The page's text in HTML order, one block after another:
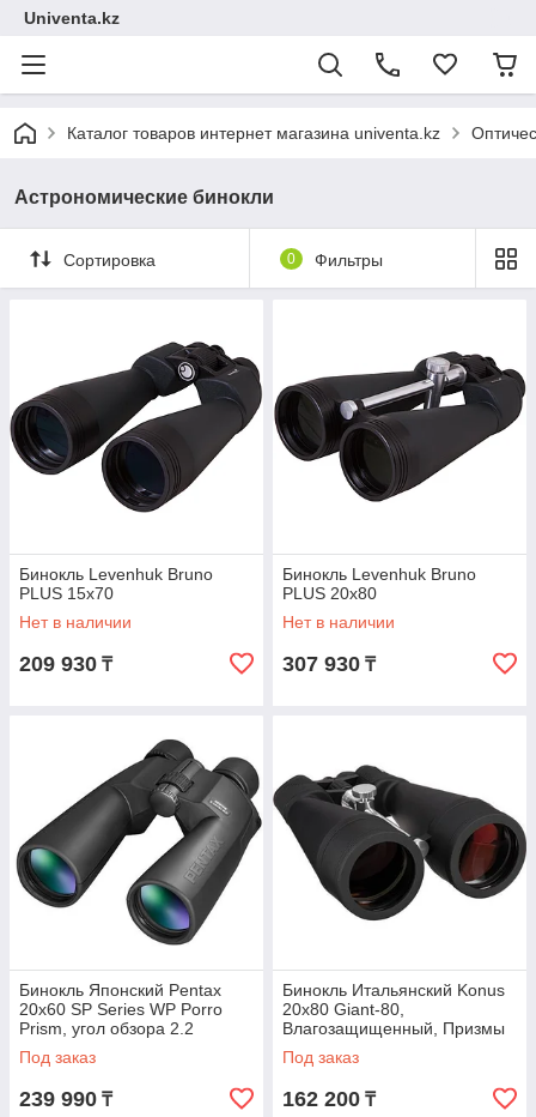
Univenta.kz
Каталог товаров интернет магазина univenta.kz
Астрономические бинокли
Сортировка 0 Фильтры
Бинокль Levenhuk Bruno
PLUS 15x70
Нет в наличии
209 930 ₸
Бинокль Levenhuk Bruno
PLUS 20x80
Нет в наличии
307 930 ₸
Бинокль Японский Pentax
20x60 SP Series WP Porro
Prism, угол обзора 2.2
градуса, черный
Под заказ
239 990 ₸
Бинокль Итальянский Konus
20x80 Giant-80,
Влагозащищенный, Призмы
Porro, Угол Обзора 3.0
Градуса
Под заказ
162 200 ₸